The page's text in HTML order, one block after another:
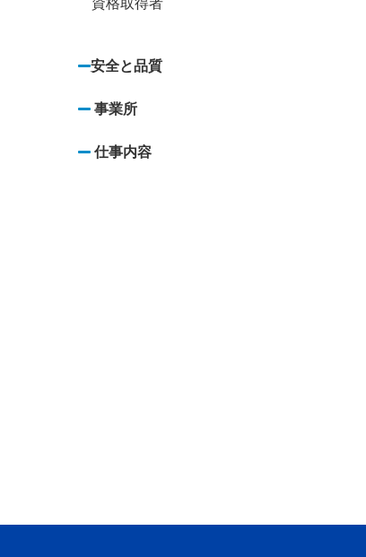
安全と品質
事業所
仕事内容